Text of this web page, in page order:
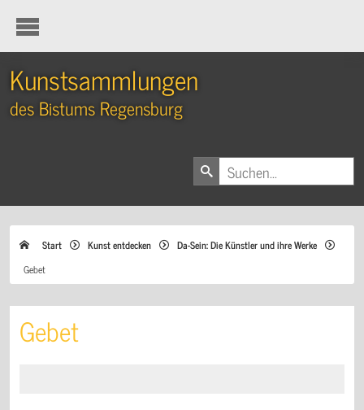
Kunstsammlungen
des Bistums Regensburg
Start Kunst entdecken
Da-Sein: Die Künstler und ihre Werke
Gebet
Gebet